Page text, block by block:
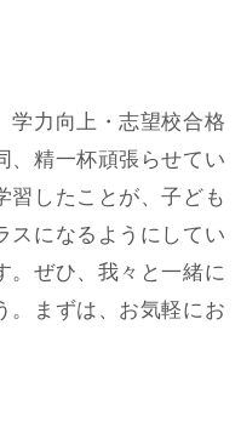
学力向上・志望校合格
、精一杯頑張らせてい
習したことが、子ども
スになるようにしてい
。ぜひ、我々と一緒に
。まずは、お気軽にお